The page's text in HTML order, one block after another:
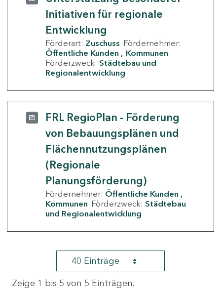
Initiativen für regionale
Entwicklung
Förderart: Zuschuss Fördernehmer:
Öffentliche Kunden
Kommunen
Förderzweck: Städtebau und
Regionalentwicklung
FRL RegioPlan - Förderung
von Bebauungsplänen und
Flächennutzungsplänen
(Regionale
Planungsförderung)
Fördernehmer: Öffentliche Kunden
Kommunen Förderzweck: Städtebau
und Regionalentwicklung
40 Einträge
Zeige 1 bis 5 von 5 Einträgen.